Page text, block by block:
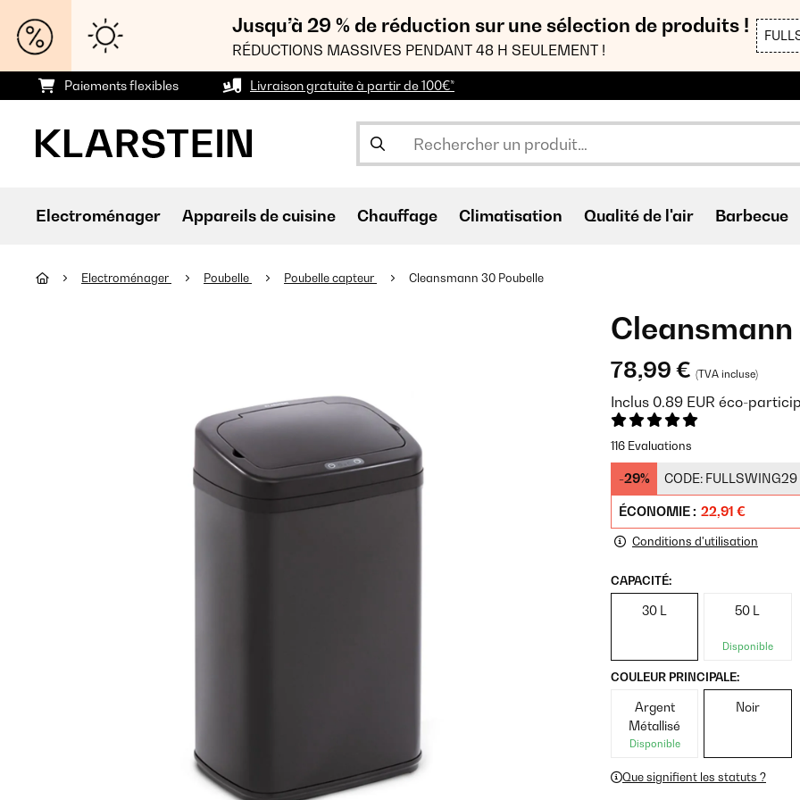
Jusqu’à 29 % de réduction sur une sélection de produits !
RÉDUCTIONS MASSIVES PENDANT 48 H SEULEMENT !
Paiements flexibles Livraison gratuite à partir de 100€*
Electroménager Appareils de cuisine Chauffage Climatisation Qualité de l'air Barbecue
Electroménager Poubelle Poubelle capteur Cleansmann 30 Poubelle
78,99 € (TVA incluse)
Inclus 0.89 EUR éco-
116 Evaluations
-29% CODE: FULLSWING29
ÉCONOMIE : 22,91 €
Conditions d'utilisation
CAPACITÉ:
30 L 50 L
Disponible
COULEUR PRINCIPALE:
Argent
Métallisé
Disponible
Noir
Que signifient les statuts ?